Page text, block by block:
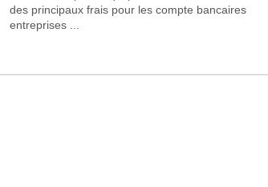
des principaux frais pour les compte bancaires
entreprises ...